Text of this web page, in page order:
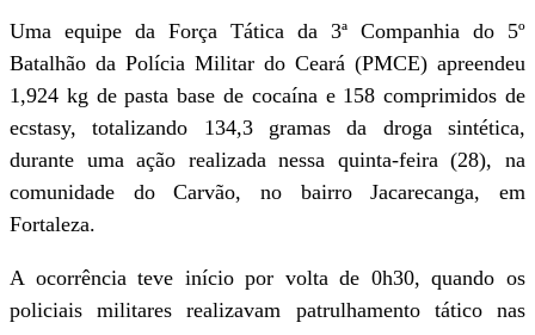
Uma equipe da Força Tática da 3ª Companhia do 5º
Batalhão da Polícia Militar do Ceará (PMCE) apreendeu
1,924 kg de pasta base de cocaína e 158 comprimidos de
ecstasy, totalizando 134,3 gramas da droga sintética,
durante uma ação realizada nessa quinta-feira (28), na
comunidade do Carvão, no bairro Jacarecanga, em
Fortaleza.
A ocorrência teve início por volta de 0h30, quando os
policiais militares realizavam patrulhamento tático nas